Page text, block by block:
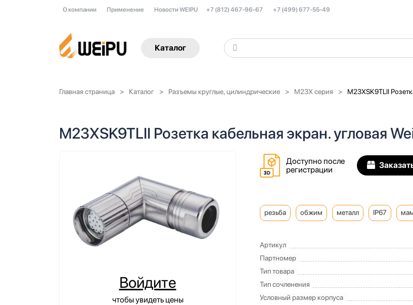
О компании Применение Новости WEIPU +7 (812) 467-96-67 +7 (499) 677-55-49
Каталог
Главная страница Каталог Разъемы круглые, цилиндрические M23X серия M23XSK9TLII
M23XSK9TLII Розетка кабельная экран. угловая
Войдите
чтобы увидеть цены
Доступно после
регистрации
резьба обжим металл IP67
Артикул
Партномер
Тип товара
Тип сочленения
Условный размер корпуса